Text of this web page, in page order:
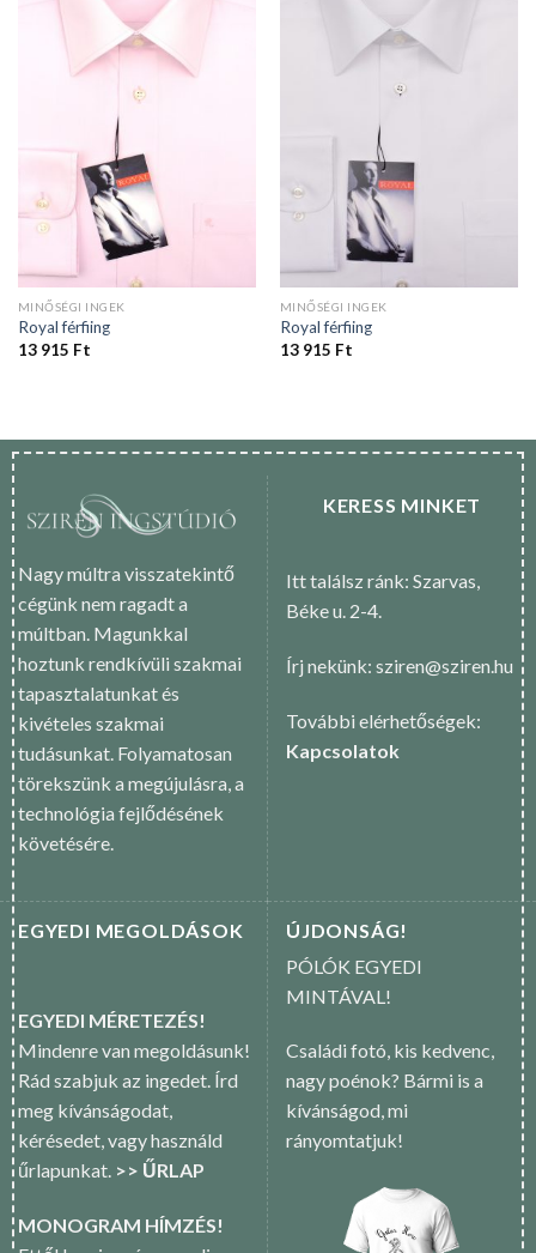
MINŐSÉGI INGEK
Royal férfiing
13 915 Ft
MINŐSÉGI INGEK
Royal férfiing
13 915 Ft
Nagy múltra visszatekintő
cégünk nem ragadt a
múltban. Magunkkal
hoztunk rendkívüli szakmai
tapasztalatunkat és
kivételes szakmai
tudásunkat. Folyamatosan
törekszünk a megújulásra, a
technológia fejlődésének
követésére.
KERESS MINKET
Itt találsz ránk: Szarvas,
Béke u. 2-4.
Írj nekünk: sziren@sziren.hu
További elérhetőségek:
Kapcsolatok
EGYEDI MEGOLDÁSOK
EGYEDI MÉRETEZÉS!
Mindenre van megoldásunk!
Rád szabjuk az ingedet. Írd
meg kívánságodat,
kérésedet, vagy használd
űrlapunkat. >> ŰRLAP
MONOGRAM HÍMZÉS!
ÚJDONSÁG!
PÓLÓK EGYEDI
MINTÁVAL!
Családi fotó, kis kedvenc,
nagy poénok? Bármi is a
kívánságod, mi
rányomtatjuk!